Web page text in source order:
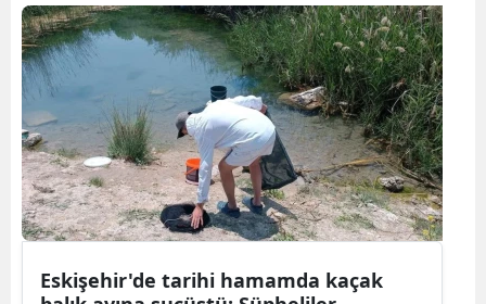
Eskişehir'de tarihi hamamda kaçak